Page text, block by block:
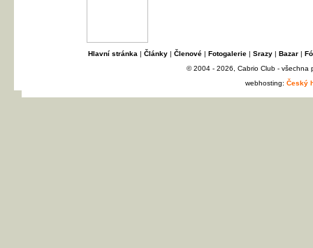
Hlavní stránka | Články| Členové| Fotogalerie| Srazy| Bazar|
© 2004 - 2026, Cabrio Club - všechna
webhosting: Český